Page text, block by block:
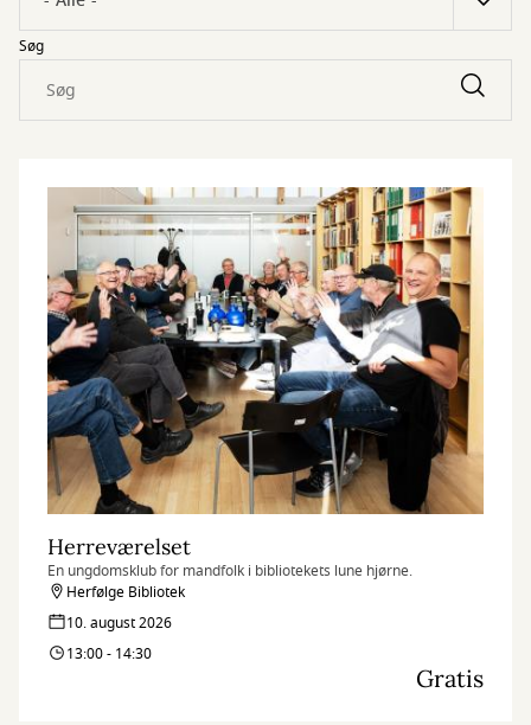
Søg
Herreværelset
En ungdomsklub for mandfolk i bibliotekets lune hjørne.
Herfølge Bibliotek
10. august 2026
13:00 - 14:30
Gratis